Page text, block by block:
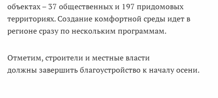
объектах – 37 общественных и 197 придомовых
территориях. Создание комфортной среды идет в
регионе сразу по нескольким программам.
Отметим, строители и местные власти
должны завершить благоустройство к началу осени.